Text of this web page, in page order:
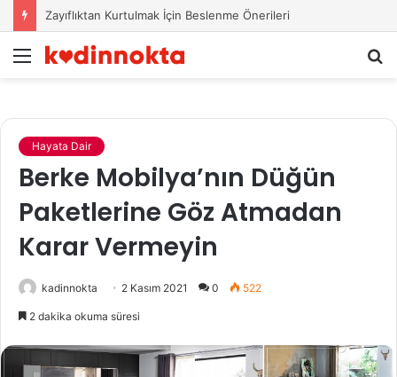
Zayıflıktan Kurtulmak İçin Beslenme Önerileri
Menü
Hayata Dair
Berke Mobilya’nın Düğün
Paketlerine Göz Atmadan
Karar Vermeyin
kadinnokta 2 Kasım 2021 0 522
2 dakika okuma süresi